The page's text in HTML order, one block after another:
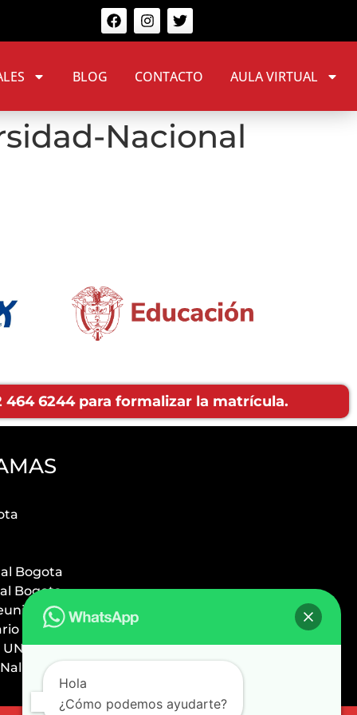
BLOG CONTACTO AULA VIRTUAL
Nacional
6244 para formalizar la matrícula.
Bogota
Bogota
Bogota
Hola
¿Cómo podemos ayudarte?